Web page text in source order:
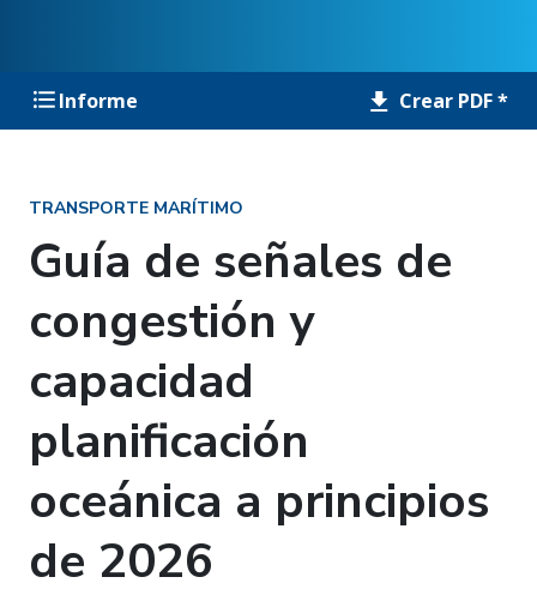
Informe Crear PDF *
TRANSPORTE MARÍTIMO
Guía de señales de
congestión y
capacidad
planificación
oceánica a principios
de 2026